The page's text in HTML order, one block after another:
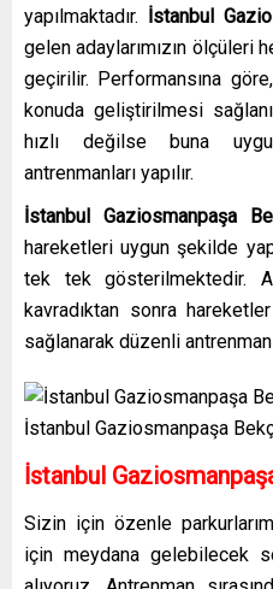
yapılmaktadır. İstanbul
gelen adaylarımızın ölçüleri
geçirilir. Performansına
konuda geliştirilmesi
hızlı değilse buna
antrenmanları yapılır.
İstanbul Gaziosmanpaşa
hareketleri uygun şekilde
tek tek gösterilmektedir.
kavradıktan sonra
sağlanarak düzenli antrenman
İstanbul Gaziosmanpaşa
İstanbul
Sizin için özenle
için meydana gelebilecek